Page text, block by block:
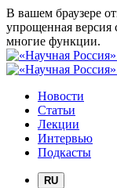
В вашем браузере
упрощенная версия
многие функции.
Новости
Статьи
Лекции
Интервью
Подкасты
RU